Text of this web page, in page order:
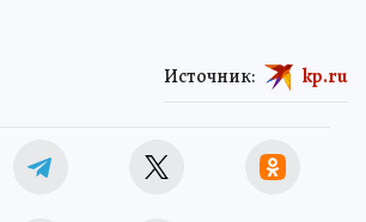
Источник: kp.ru